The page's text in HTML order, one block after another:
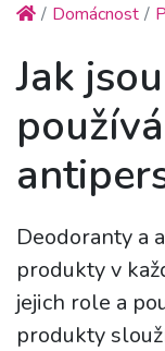
Domácnost
Jak
Deodoranty a
produkty v
jejich role a
produkty